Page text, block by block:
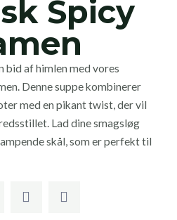
Spicy
bid af himlen med vores
Denne suppe kombinerer
med en pikant twist, der vil
Lad dine smagsløg
skål, som er perfekt til